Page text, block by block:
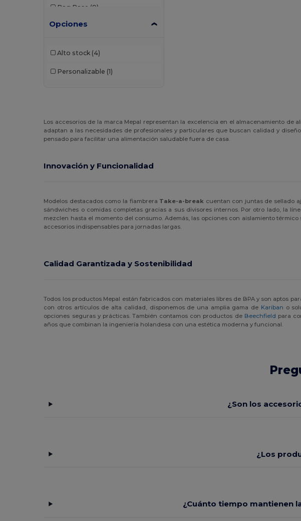
Bag Base (9)
Bagbase
Carhartt (3)
Caterpillar (1)
Egotier (21)
EgotierPro (11)
GiftRetail (34)
JSP (3)
Just Cool (1)
Opciones
Alto stock (4)
Personalizable (1)
Los accesorios de la marca Mepal representan la excelencia en el almacenamiento
adaptan a las necesidades de profesionales y particulares que buscan calidad y
pensado para facilitar una alimentación saludable fuera de casa.
Innovación y Funcionalidad
Modelos destacados como la fiambrera Take-a-break cuentan con juntas de sellado
sándwiches o comidas completas gracias a sus divisores internos. Por otro lado, la
mezclen hasta el momento del consumo. Además, las opciones con aislamiento
accesorios indispensables para jornadas largas.
Calidad Garantizada y Sostenibilidad
Todos los productos Mepal están fabricados con materiales libres de BPA y son aptos
con otros artículos de alta calidad, disponemos de una amplia gama de Kariban o
opciones seguras y prácticas. También contamos con productos de Beechfield para
años que combinan la ingeniería holandesa con una estética moderna y funcional.
¿Son los
¿Los
¿Cuánto tiempo mantienen